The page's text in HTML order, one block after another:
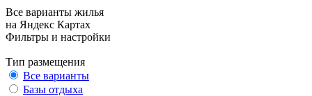
Все варианты жилья
на Яндекс Картах
Фильтры и настройки
Тип размещения
Все варианты
Базы отдыха